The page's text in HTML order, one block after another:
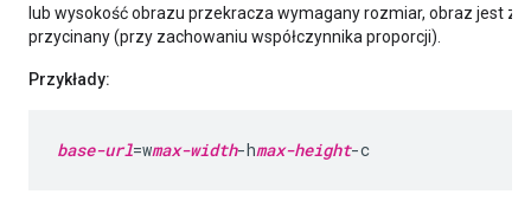
lub wysokość obrazu przekracza wymagany rozmiar, obraz jest
przycinany (przy zachowaniu współczynnika proporcji).
Przykłady:
base-url=wmax-width-hmax-height